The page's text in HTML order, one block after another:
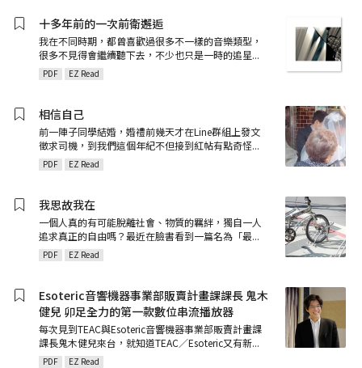
十多年前的一次前衛邂逅
我在不同時期，都曾喜歡過很多不一樣的音樂類型，
很多不見得會繼續聽下去，不少也只是一時的追星...
PDF EZ Read
相信自己
前一陣子同學結婚，婚禮前幾天才在Line群組上發文
徵求司機，到我們這個年紀不但接到紅帖有點奇怪...
PDF EZ Read
我思故我在
一個人真的有可能脫離社會、物質的羈絆，獨自一人
追求真正的自由嗎？最近在臉書看到一篇名為「最...
PDF EZ Read
Esoteric音響機器事業部販賣計畫課課長 鬼木
健兒 卯足全力的第一款數位串流播放器
每次見到TEAC與Esoteric音響機器事業部販賣計畫課
課長鬼木健兒來台，就知道TEAC／Esoteric又有新...
PDF EZ Read